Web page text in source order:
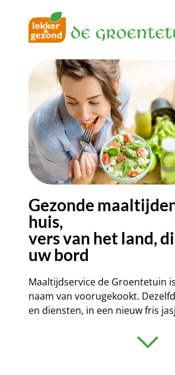
Gezonde
huis,
vers van het land,
uw bord
Maaltijdservice de Groentetuin
naam van voorugekookt.
en diensten, in een nieuw fris